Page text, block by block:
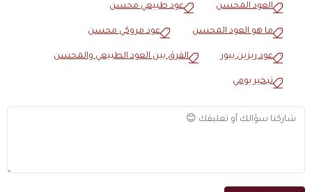
العود المحسن عود طبيعي محسن
ما هو العود المحسن عود مروكي محسن
عود ريزين بيور الفرق بين العود الطبيعي والمحسن
تبخير يومي